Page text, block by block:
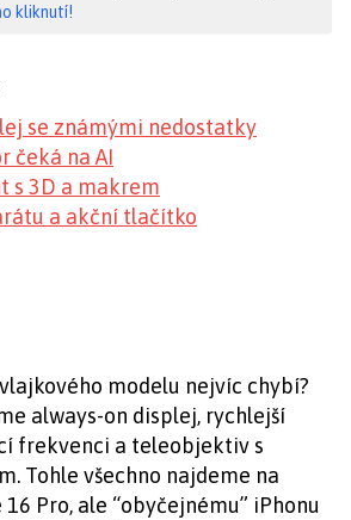
kliknutí!
se známými nedostatky
čeká na AI
s 3D a makrem
a akční tlačítko
modelu nejvíc chybí?
always-on displej, rychlejší
frekvenci a teleobjektiv s
Tohle všechno najdeme na
Pro, ale “obyčejnému” iPhonu